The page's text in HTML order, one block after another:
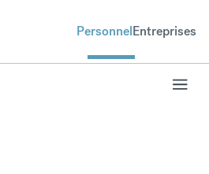
PersonnelEntreprises